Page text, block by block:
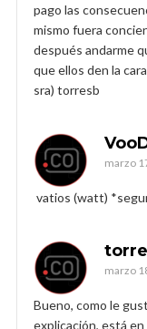
pago las
mismo fuera
después andarme
que ellos den la
sra) torresb
marzo
vatios (watt)
marzo
Bueno, como le
explicación, está